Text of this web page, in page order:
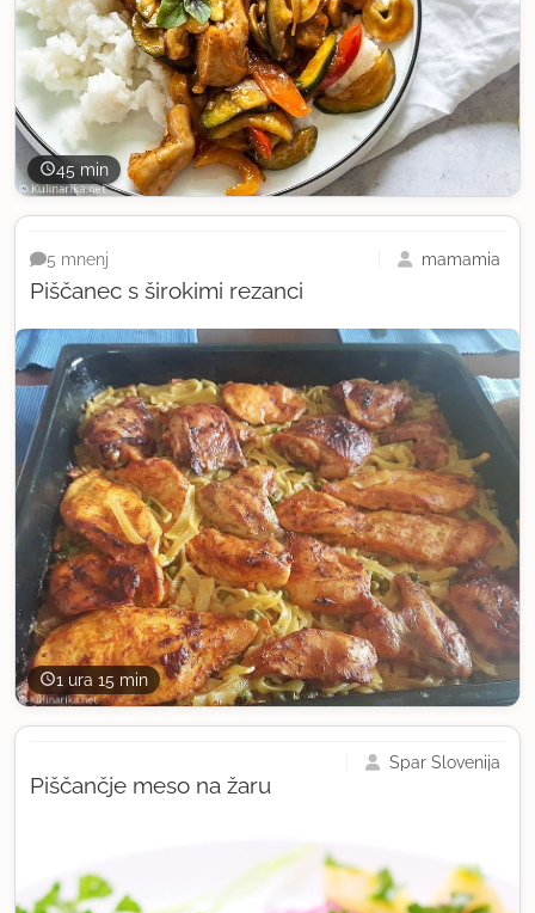
45 min
1 ura 15 min
Piščanec s širokimi rezanci
5 mnenj mamamia
Piščančje meso na žaru
Spar Slovenija